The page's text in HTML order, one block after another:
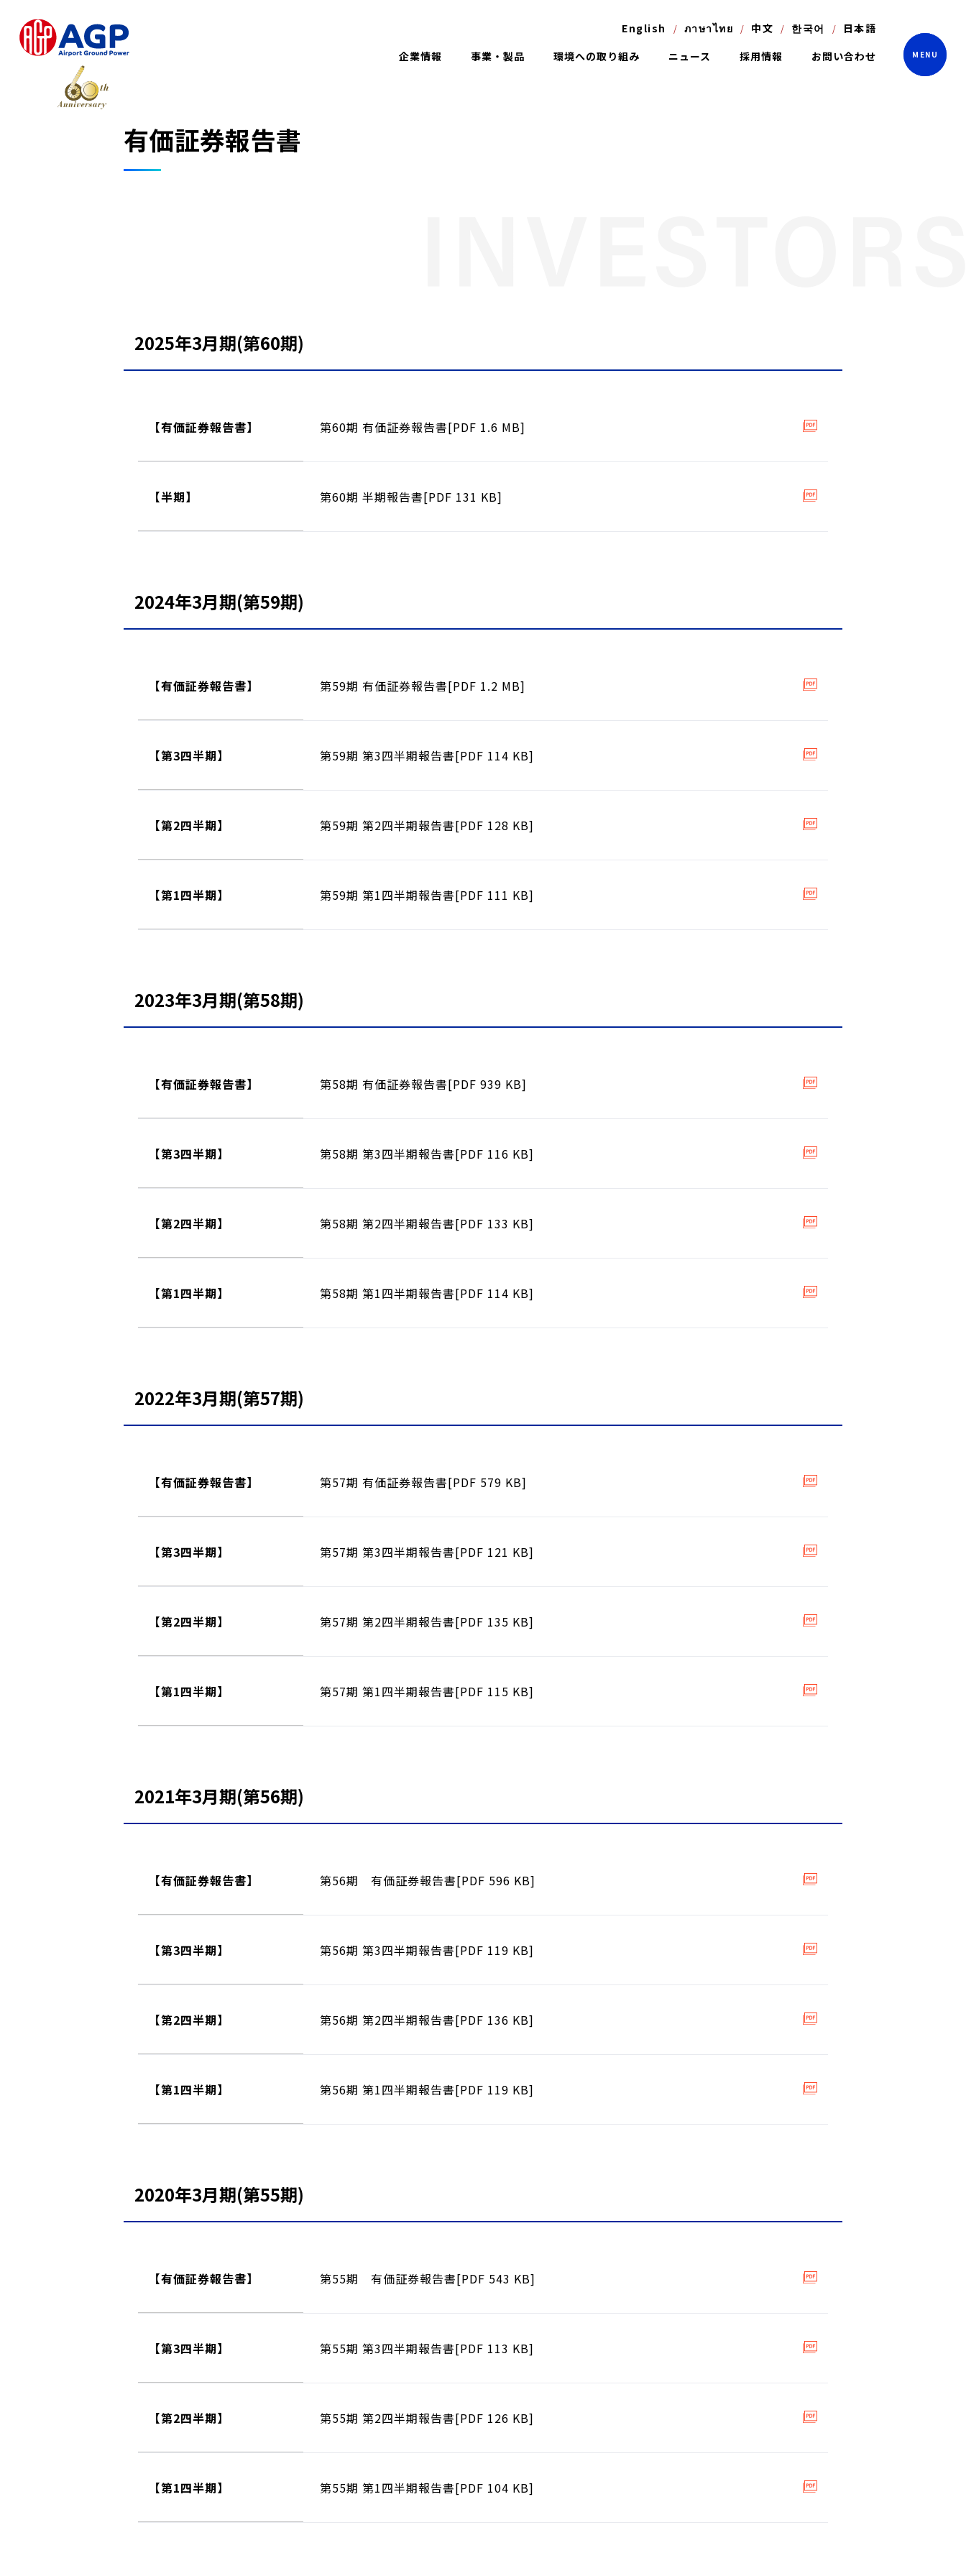
English ภาษาไทย 中文 한국어
日本語
企業情報
事業・製品 環境への取り組み ニュース 採用情報 お問い合わせ
有価証券報告書
2025年3月期(第60期)
【有価証券報告書】 第60期 有価証券報告書[PDF 1.6 MB]
【半期】 第60期 半期報告書[PDF 131 KB]
2024年3月期(第59期)
【有価証券報告書】 第59期 有価証券報告書[PDF 1.2 MB]
【第3四半期】 第59期 第3四半期報告書[PDF 114 KB]
【第2四半期】 第59期 第2四半期報告書[PDF 128 KB]
【第1四半期】 第59期 第1四半期報告書[PDF 111 KB]
2023年3月期(第58期)
【有価証券報告書】 第58期 有価証券報告書[PDF 939 KB]
【第3四半期】 第58期 第3四半期報告書[PDF 116 KB]
【第2四半期】 第58期 第2四半期報告書[PDF 133 KB]
【第1四半期】 第58期 第1四半期報告書[PDF 114 KB]
2022年3月期(第57期)
【有価証券報告書】 第57期 有価証券報告書[PDF 579 KB]
【第3四半期】 第57期 第3四半期報告書[PDF 121 KB]
【第2四半期】 第57期 第2四半期報告書[PDF 135 KB]
【第1四半期】 第57期 第1四半期報告書[PDF 115 KB]
2021年3月期(第56期)
【有価証券報告書】 第56期 有価証券報告書[PDF 596 KB]
【第3四半期】 第56期 第3四半期報告書[PDF 119 KB]
【第2四半期】 第56期 第2四半期報告書[PDF 136 KB]
【第1四半期】 第56期 第1四半期報告書[PDF 119 KB]
2020年3月期(第55期)
【有価証券報告書】 第55期 有価証券報告書[PDF 543 KB]
【第3四半期】 第55期 第3四半期報告書[PDF 113 KB]
【第2四半期】 第55期 第2四半期報告書[PDF 126 KB]
【第1四半期】 第55期 第1四半期報告書[PDF 104 KB]